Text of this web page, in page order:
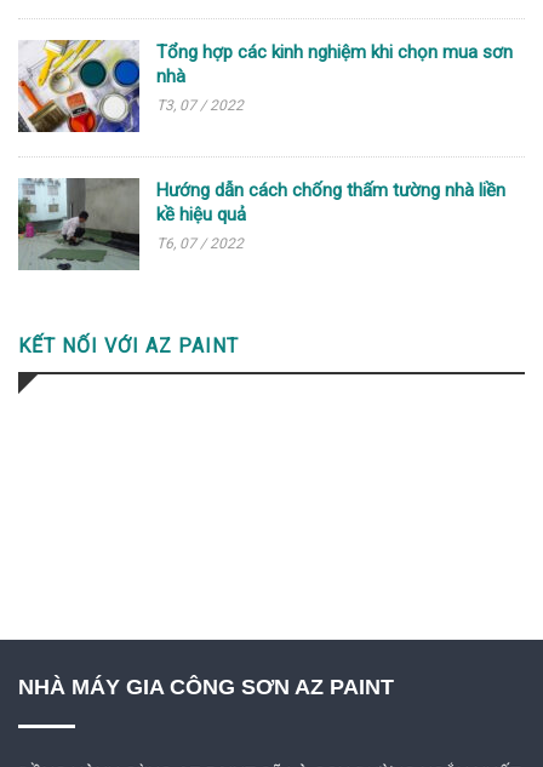
Tổng hợp các kinh nghiệm khi chọn mua sơn
nhà
T3, 07 / 2022
Hướng dẫn cách chống thấm tường nhà liền
kề hiệu quả
T6, 07 / 2022
KẾT NỐI VỚI AZ PAINT
NHÀ MÁY GIA CÔNG SƠN AZ PAINT